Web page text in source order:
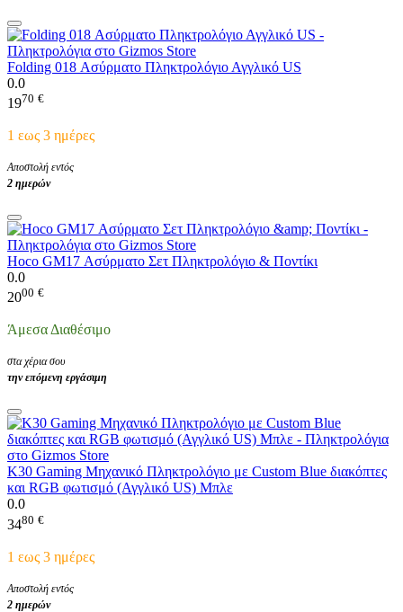
Folding 018 Ασύρματο Πληκτρολόγιο Αγγλικό US
0.0
1970 €
1 εως 3 ημέρες
Αποστολή εντός
2 ημερών
Hoco GM17 Ασύρματο Σετ Πληκτρολόγιο & Ποντίκι
0.0
2000 €
Άμεσα Διαθέσιμο
στα χέρια σου
την επόμενη εργάσιμη
K30 Gaming Μηχανικό Πληκτρολόγιο με Custom Blue διακόπτες
και RGB φωτισμό (Αγγλικό US) Μπλε
0.0
3480 €
1 εως 3 ημέρες
Αποστολή εντός
2 ημερών